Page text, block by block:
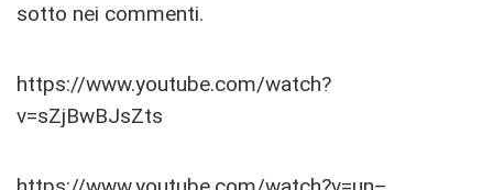
sotto nei commenti.
https://www.youtube.com/watch?
v=sZjBwBJsZts